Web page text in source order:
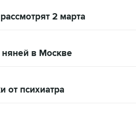
2 марта
в Москве
от психиатра